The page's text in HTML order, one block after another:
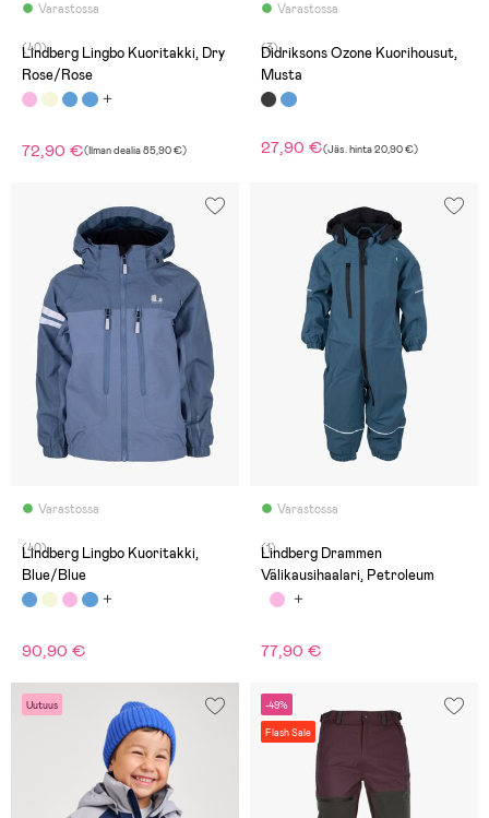
Varastossa
(40)
Lindberg Lingbo Kuoritakki, Dry
Rose/Rose
72,90 €(Ilman dealia85,90 €)
Varastossa
(3)
Didriksons Ozone Kuorihousut,
Musta
27,90 €(Jäs. hinta20,90 €)
Varastossa
(40)
Lindberg Lingbo Kuoritakki,
Blue/Blue
90,90 €
Varastossa
(1)
Lindberg Drammen
Välikausihaalari, Petroleum
77,90 €
Uutuus -49%
Flash Sale